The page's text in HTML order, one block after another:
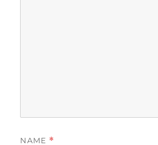
NAME *